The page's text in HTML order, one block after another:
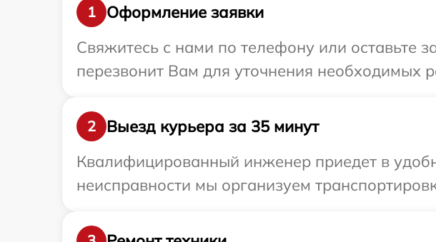
1
Оформление заявки
Свяжитесь с нами по телефону или оставьте
перезвонит Вам для уточнения необходимых
2
Выезд курьера за 35 минут
Квалифицированный инженер приедет в
неисправности мы организуем